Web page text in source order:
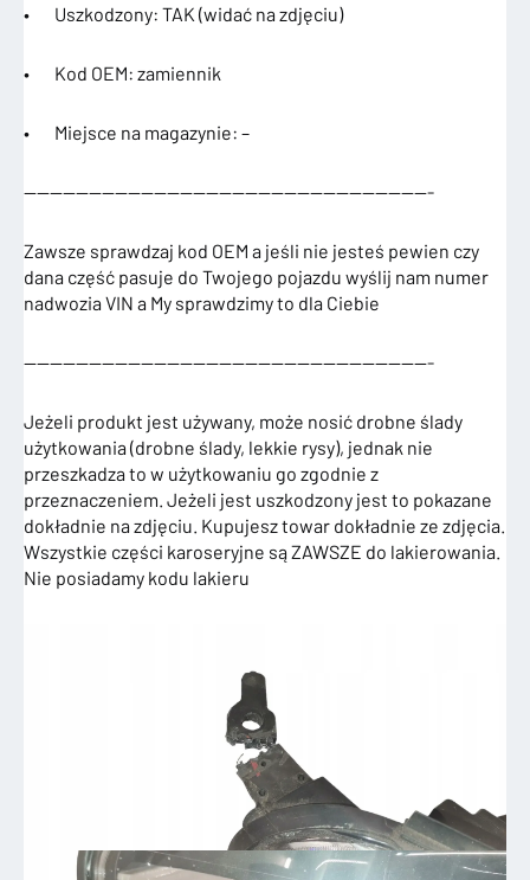
• Uszkodzony: TAK (widać na zdjęciu)
• Kod OEM: zamiennik
• Miejsce na magazynie: –
———————————————————————————————-
Zawsze sprawdzaj kod OEM a jeśli nie jesteś pewien czy
dana część pasuje do Twojego pojazdu wyślij nam numer
nadwozia VIN a My sprawdzimy to dla Ciebie
———————————————————————————————-
Jeżeli produkt jest używany, może nosić drobne ślady
użytkowania (drobne ślady, lekkie rysy), jednak nie
przeszkadza to w użytkowaniu go zgodnie z
przeznaczeniem. Jeżeli jest uszkodzony jest to pokazane
dokładnie na zdjęciu. Kupujesz towar dokładnie ze zdjęcia.
Wszystkie części karoseryjne są ZAWSZE do lakierowania.
Nie posiadamy kodu lakieru